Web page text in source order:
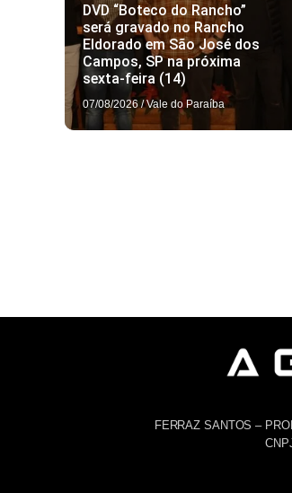
DVD “Boteco do Rancho”
será gravado no Rancho
Eldorado em São José dos
Campos, SP na próxima
sexta-feira (14)
07/08/2026 / Vale do Paraíba
FERRAZ SANTOS –